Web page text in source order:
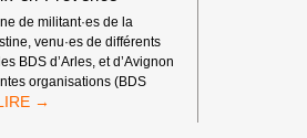
de militant·es de la
venu·es de différents
BDS d’Arles, et d’Avignon
organisations (BDS